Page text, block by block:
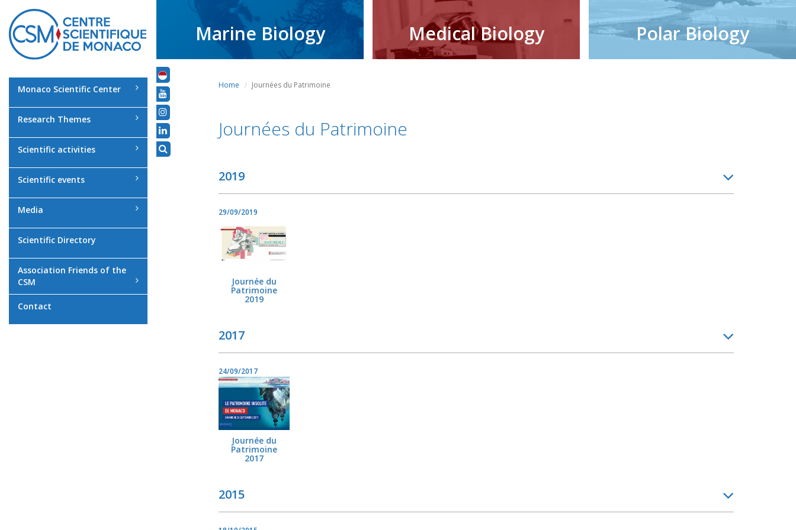
Monaco Scientific Center
Research Themes
Scientific activities
Scientific events
Media
Scientific Directory
Association Friends of the
CSM
Contact
Marine Biology Medical Biology Polar Biology
Home Journées du Patrimoine
Journées du Patrimoine
2019
29/09/2019
Journée du
Patrimoine
2019
2017
24/09/2017
Journée du
Patrimoine
2017
2015